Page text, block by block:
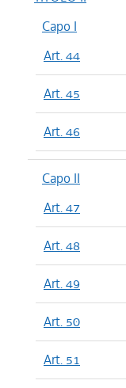
Capo I
Art. 44
Art. 45
Art. 46
Capo II
Art. 47
Art. 48
Art. 49
Art. 50
Art. 51